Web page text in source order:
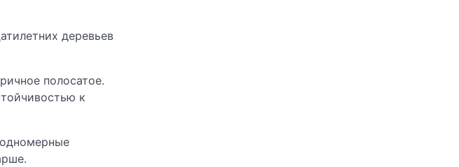
деревьев
полосатое.
к